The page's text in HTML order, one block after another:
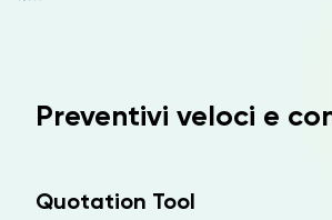
Preventivi veloci e
Quotation Tool